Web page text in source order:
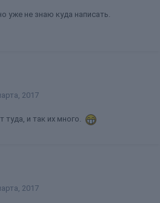
уже не знаю куда написать.
2017
и так их много.
2017